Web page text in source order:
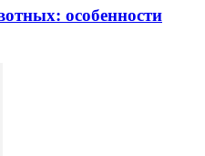
особенности